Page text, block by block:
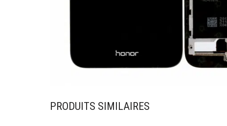
PRODUITS SIMILAIRES